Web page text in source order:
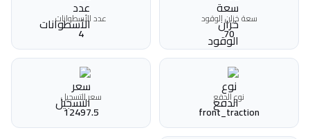
سعة خزان الوقود
70
عدد الأسطوانات
4
نوع الدفع
front_traction
سعر التسجيل
12497.5